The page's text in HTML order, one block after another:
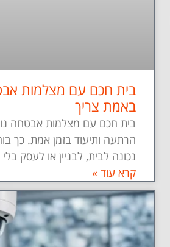
בית חכם עם מצלמות
באמת צריך
בית חכם עם מצלמות אבטחה
הרתעה ותיעוד בזמן אמת. כך
נכונה לבית, לבניין או לעסק בלי
קרא עוד »